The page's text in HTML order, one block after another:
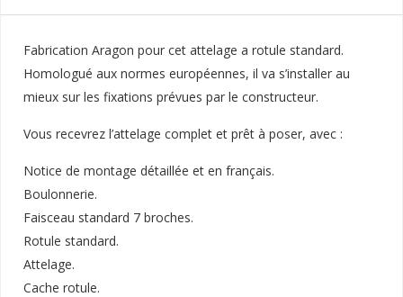
Fabrication Aragon pour cet attelage a rotule standard.
Homologué aux normes européennes, il va s’installer au
mieux sur les fixations prévues par le constructeur.
Vous recevrez l’attelage complet et prêt à poser, avec :
Notice de montage détaillée et en français.
Boulonnerie.
Faisceau standard 7 broches.
Rotule standard.
Attelage.
Cache rotule.